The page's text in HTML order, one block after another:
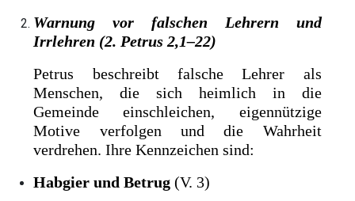
Warnung vor falschen Lehrern und
Irrlehren (2. Petrus 2,1–22)
Petrus beschreibt falsche Lehrer als
Menschen, die sich heimlich in die
Gemeinde einschleichen, eigennützige
Motive verfolgen und die Wahrheit
verdrehen. Ihre Kennzeichen sind:
Habgier und Betrug (V. 3)